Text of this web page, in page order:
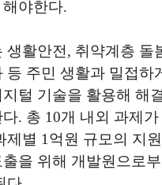
야한다.
생활안전, 취약계층 돌
등 주민 생활과 밀접하
털 기술을 활용해 해
. 총 10개 내외 과제
제별 1억원 규모의 지
을 위해 개발원으로